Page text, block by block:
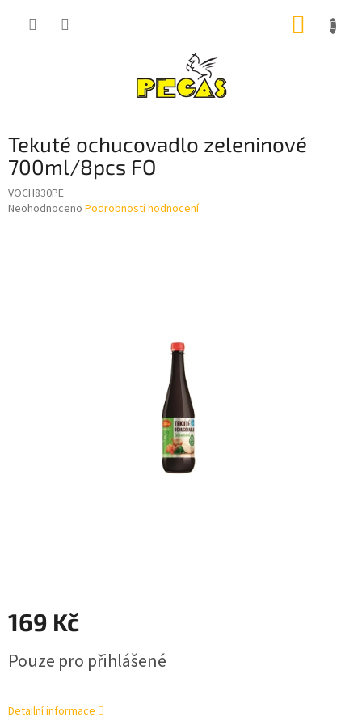
Tekuté ochucovadlo zeleninové
700ml/8pcs FO
VOCH830PE
Průměrné
Neohodnoceno Podrobnosti hodnocení
169 Kč
cena:
Pouze pro přihlášené
Detailní informace